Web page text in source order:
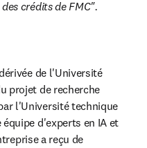
crédits de FMC".
de l'Université
projet de recherche
l'Université technique
d'experts en IA et
a reçu de